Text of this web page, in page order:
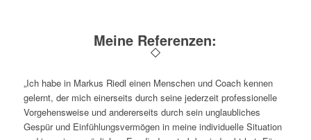
Meine Referenzen:
„Ich habe in Markus Riedl einen Menschen und Coach kennen
gelernt, der mich einerseits durch seine jederzeit professionelle
Vorgehensweise und andererseits durch sein unglaubliches
Gespür und Einfühlungsvermögen in meine individuelle Situation